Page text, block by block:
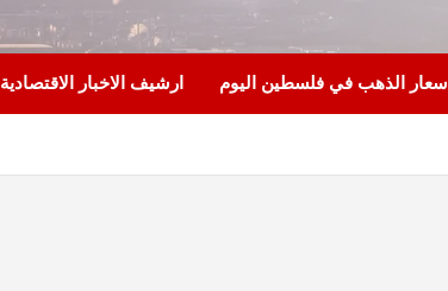
اسعار الذهب في فلسطين اليوم ارشيف الاخبار الاقتصادية